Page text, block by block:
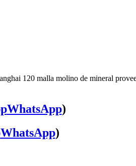
120 malla molino de mineral
WhatsApp)
WhatsApp)